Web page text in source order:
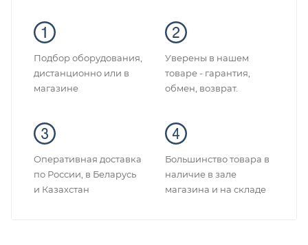
Подбор оборудования,
дистанционно или в
магазине
Уверены в нашем
товаре - гарантия,
обмен, возврат.
Оперативная доставка
по России, в Беларусь
и Казахстан
Большинство товара в
наличие в зале
магазина и на складе